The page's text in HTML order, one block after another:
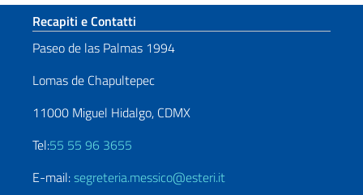
Sezione footer
Recapiti e Contatti
Paseo de las Palmas 1994
Lomas de Chapultepec
11000 Miguel Hidalgo, CDMX
Tel:55 55 96 3655
E-mail:segreteria.messico@esteri.it